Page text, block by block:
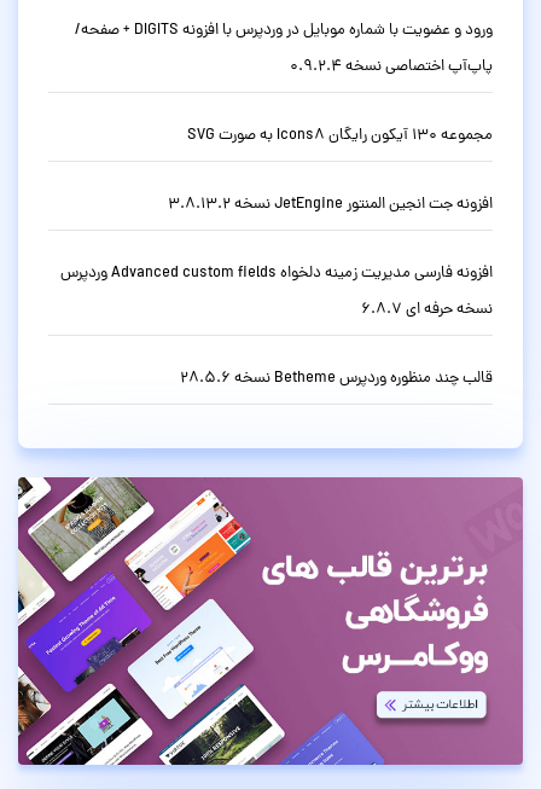
ورود و عضویت با شماره موبایل در وردپرس با افزونه DIGITS + صفحه/
پاپ‌آپ اختصاصی نسخه 0.9.2.4
مجموعه 130 آیکون رایگان Icons8 به صورت SVG
افزونه جت انجین المنتور JetEngine نسخه 3.8.13.2
افزونه فارسی مدیریت زمینه دلخواه Advanced custom fields وردپرس
نسخه حرفه ای 6.8.7
قالب چند منظوره وردپرس Betheme نسخه 28.5.6